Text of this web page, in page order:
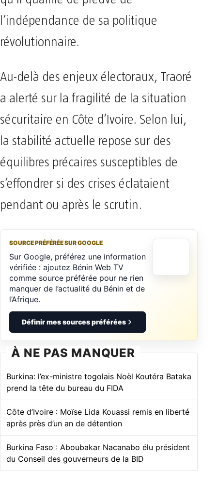
l’indépendance de sa politique
révolutionnaire.
Au-delà des enjeux électoraux, Traoré
a alerté sur la fragilité de la situation
sécuritaire en Côte d’Ivoire. Selon lui,
la stabilité actuelle repose sur des
équilibres précaires susceptibles de
s’effondrer si des crises éclataient
pendant ou après le scrutin.
SOURCE PRÉFÉRÉE SUR GOOGLE
Sur Google, préférez une information
vérifiée : ajoutez Bénin Web TV
comme source préférée pour ne rien
manquer de l’actualité du Bénin et de
l’Afrique.
Définir mes sources préférées
À NE PAS MANQUER
Burkina: l’ex-ministre togolais Noël Koutéra Bataka
prend la tête du bureau du FIDA
Côte d’Ivoire : Moïse Lida Kouassi remis en liberté
après près d’un an de détention
Burkina Faso : Aboubakar Nacanabo élu président
du Conseil des gouverneurs de la BID